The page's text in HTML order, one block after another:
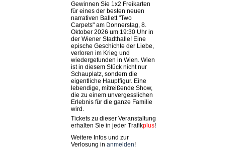
Gewinnen Sie 1x2 Freikarten
für eines der besten neuen
narrativen Ballett "Two
Carpets" am Donnerstag, 8.
Oktober 2026 um 19:30 Uhr in
der Wiener Stadthalle! Eine
epische Geschichte der Liebe,
verloren im Krieg und
wiedergefunden in Wien. Wien
ist in diesem Stück nicht nur
Schauplatz, sondern die
eigentliche Hauptfigur. Eine
lebendige, mitreißende Show,
die zu einem unvergesslichen
Erlebnis für die ganze Familie
wird.
Tickets zu dieser Veranstaltung
erhalten Sie in jeder Trafikplus!
Weitere Infos und zur
Verlosung in anmelden!